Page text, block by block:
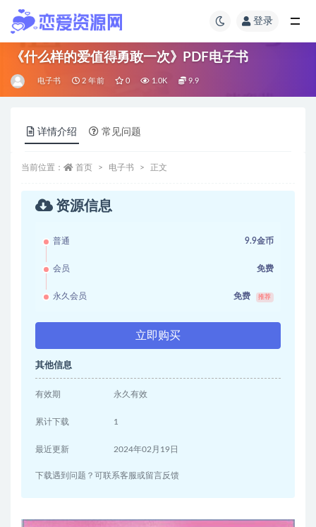
登录
《什么样的爱值得勇敢一次》PDF电子书
电子书 2 年前 0 1.0K 9.9
详情介绍 常见问题
当前位置： 首页 电子书 正文
资源信息
普通 9.9金币
会员 免费
永久会员 免费 推荐
立即购买
其他信息
有效期 永久有效
累计下载 1
最近更新 2024年02月19日
下载遇到问题？可联系客服或留言反馈